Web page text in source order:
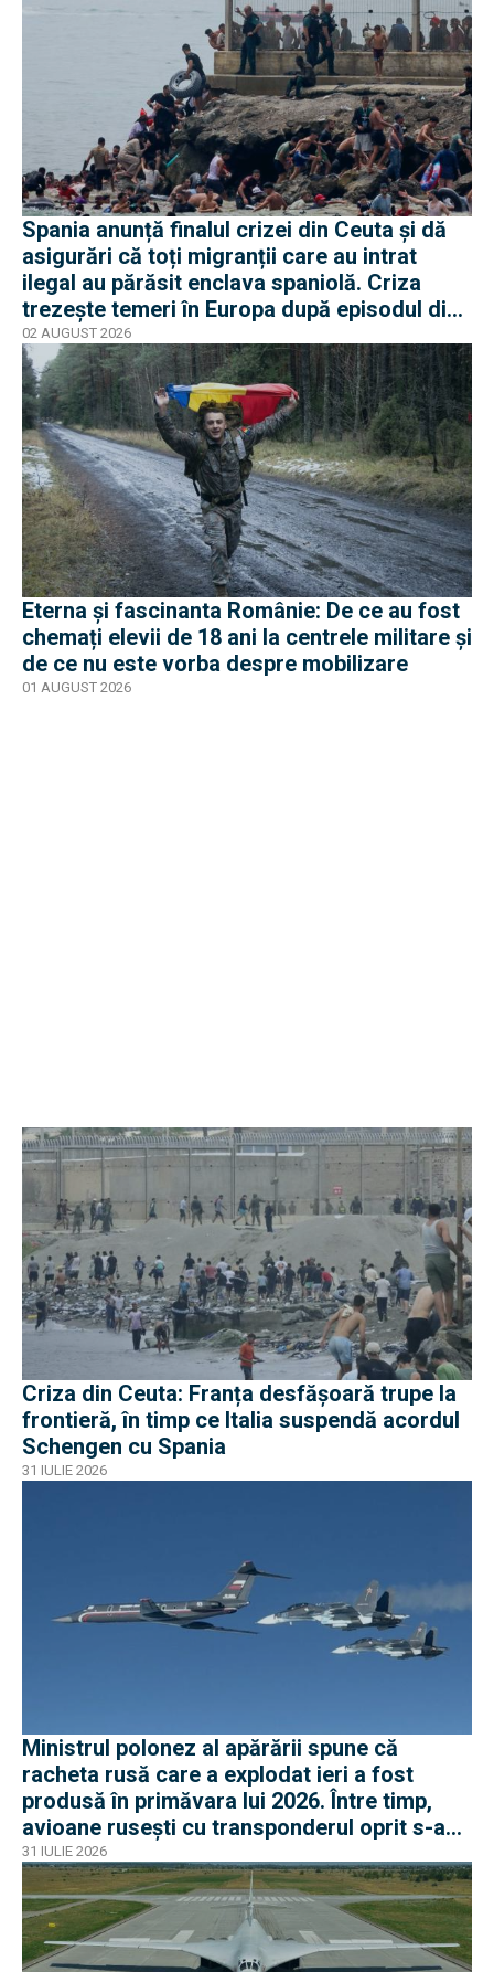
Spania anunță finalul crizei din Ceuta și dă
asigurări că toți migranții care au intrat
ilegal au părăsit enclava spaniolă. Criza
trezește temeri în Europa după episodul din
2015
02 AUGUST 2026
Eterna și fascinanta Românie: De ce au fost
chemați elevii de 18 ani la centrele militare și
de ce nu este vorba despre mobilizare
01 AUGUST 2026
Criza din Ceuta: Franța desfășoară trupe la
frontieră, în timp ce Italia suspendă acordul
Schengen cu Spania
31 IULIE 2026
Ministrul polonez al apărării spune că
racheta rusă care a explodat ieri a fost
produsă în primăvara lui 2026. Între timp,
avioane rusești cu transponderul oprit s-au
apropiat de frontiera Poloniei
31 IULIE 2026